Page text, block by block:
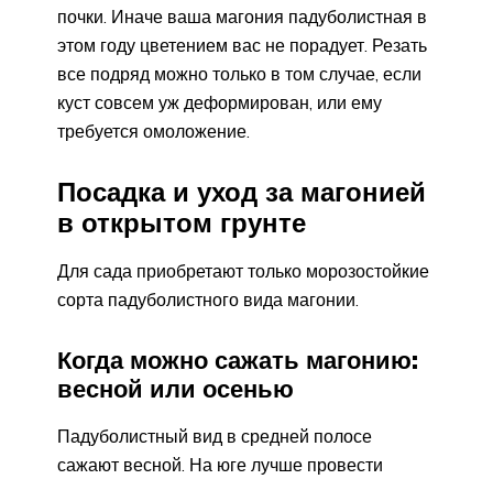
почки. Иначе ваша магония падуболистная в
этом году цветением вас не порадует. Резать
все подряд можно только в том случае, если
куст совсем уж деформирован, или ему
требуется омоложение.
Посадка и уход за магонией
в открытом грунте
Для сада приобретают только морозостойкие
сорта падуболистного вида магонии.
Когда можно сажать магонию:
весной или осенью
Падуболистный вид в средней полосе
сажают весной. На юге лучше провести